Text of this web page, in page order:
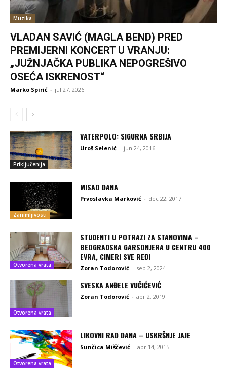
Muzika
VLADAN SAVIĆ (MAGLA BEND) PRED
PREMIJERNI KONCERT U VRANJU:
„JUŽNJAČKA PUBLIKA NEPOGREŠIVO
OSEĆA ISKRENOST“
Marko Spirić - jul 27, 2026
Priključenija
VATERPOLO: SIGURNA SRBIJA
Uroš Selenić - jun 24, 2016
Zanimljivosti
MISAO DANA
Prvoslavka Marković - dec 22, 2017
Otvorena vrata
STUDENTI U POTRAZI ZA STANOVIMA –
BEOGRADSKA GARSONJERA U CENTRU 400
EVRA, CIMERI SVE REĐI
Zoran Todorović - sep 2, 2024
Otvorena vrata
SVESKA ANĐELE VUČIĆEVIĆ
Zoran Todorović - apr 2, 2019
Otvorena vrata
LIKOVNI RAD DANA – USKRŠNJE JAJE
Sunčica Miščević - apr 14, 2015